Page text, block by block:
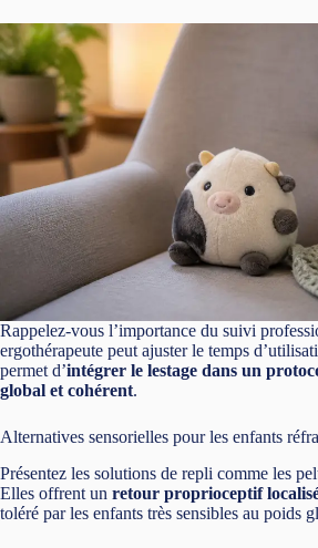
Rappelez-vous l’importance du suivi
ergothérapeute peut ajuster le temps
permet d’intégrer le lestage dans un
global et cohérent.
Alternatives sensorielles pour les enfants
Présentez les solutions de repli comme les
Elles offrent un retour proprioceptif
toléré par les enfants très sensibles au poids